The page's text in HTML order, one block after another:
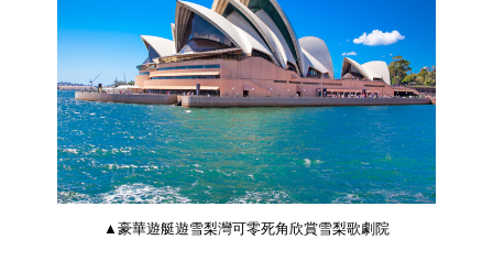
▲豪華遊艇遊雪梨灣可零死角欣賞雪梨歌劇院